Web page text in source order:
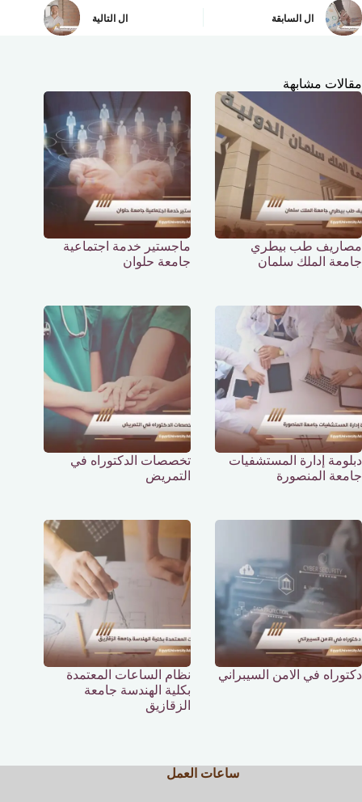
ال السابقة ال التالية
مقالات مشابهة
مصاريف طب بيطري
جامعة الملك سلمان
ماجستير خدمة اجتماعية
جامعة حلوان
دبلومة إدارة المستشفيات
جامعة المنصورة
تخصصات الدكتوراه في
التمريض
دكتوراه في الامن السيبراني
نظام الساعات المعتمدة
بكلية الهندسة جامعة
الزقازيق
ساعات العمل